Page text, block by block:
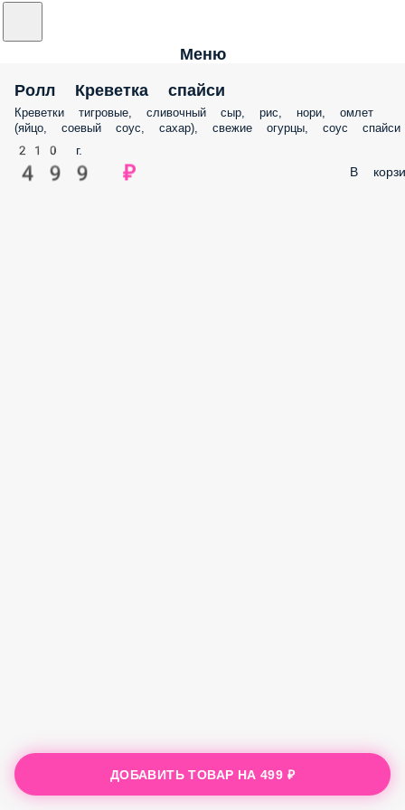
Меню
Ролл Креветка спайси
Креветки тигровые, сливочный сыр, рис, нори, омлет
(яйцо, соевый соус, сахар), свежие огурцы, соус спайси
210 г.
499 ₽ В
ДОБАВИТЬ ТОВАР НА499 ₽